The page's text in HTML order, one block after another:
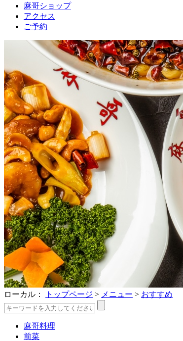
麻哥ショップ
アクセス
ご予約
ローカル： トップページ > メニュー > おすすめ
麻哥料理
前菜